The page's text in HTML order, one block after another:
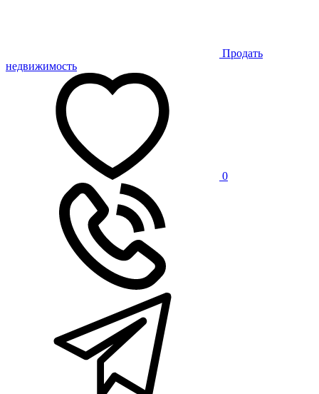
Продать
недвижимость
0